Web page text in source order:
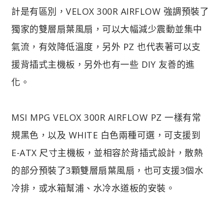
計是有區別，VELOX 300R AIRFLOW 強調預裝了
獨家的雙層扇葉風扇，可以大幅減少震動並集中
氣流，有效降低溫度，另外 PZ 也代表著可以支
援背插式主機板，另外也有一些 DIY 友善的進
化。
MSI MPG VELOX 300R AIRFLOW PZ 一樣有常
規黑色，以及 WHITE 白色兩種可選，可支援到
E-ATX 尺寸主機板，並相容於背插式設計，散熱
的部分預裝了3顆雙層扇葉風扇，也可支援3個水
冷排，或水箱幫浦、水冷水道板的安裝。